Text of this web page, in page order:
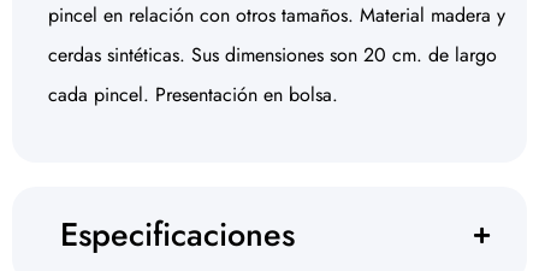
pincel en relación con otros tamaños. Material madera y
cerdas sintéticas. Sus dimensiones son 20 cm. de largo
cada pincel. Presentación en bolsa.
Especificaciones